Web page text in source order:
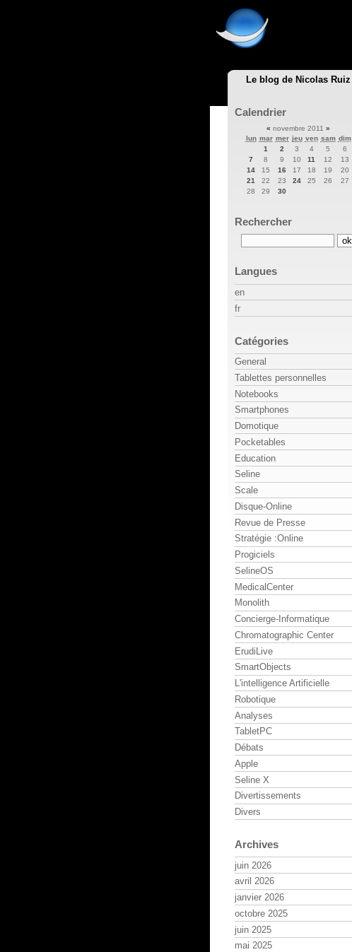
Le blog de Nicolas Ruiz
Calendrier
« novembre 2011 »
lun mar mer jeu ven sam dim
1
2 3 4 5
6
7
8 9 10 11 12
13
14
15 16 17 18 19
20
21
22 23 24 25 26
27
28
29 30
Rechercher
Langues
en
fr
Catégories
General
Tablettes personnelles
Notebooks
Smartphones
Domotique
Pocketables
Education
Seline
Scale
Disque-Online
Revue de Presse
Stratégie :Online
Progiciels
SelineOS
MedicalCenter
Monolith
Concierge-Informatique
Chromatographic Center
ErudiLive
SmartObjects
L'intelligence Artificielle
Robotique
Analyses
TabletPC
Débats
Apple
Seline X
Divertissements
Divers
Archives
juin 2026
avril 2026
janvier 2026
octobre 2025
juin 2025
mai 2025